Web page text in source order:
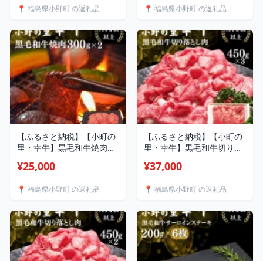
📍 福島県小野町 の返礼品 📍 福島県小野町 の返礼品
【ふるさと納税】【小町の
里・幸牛】黒毛和牛焼肉
可地域：離島】
¥25,000
📍 福島県小野町 の返礼品
【ふるさと納税】【小町の
里・幸牛】黒毛和牛切り落
1.35kg【配送不可地域：離
¥37,000
📍 福島県小野町 の返礼品